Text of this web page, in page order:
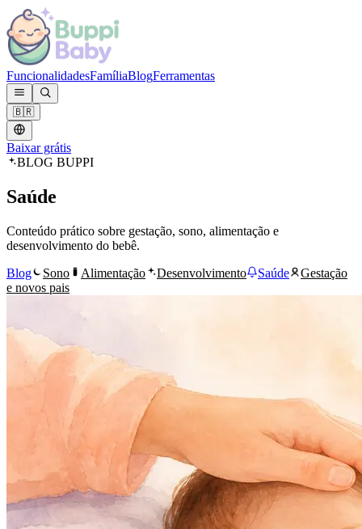
FuncionalidadesFamíliaBlogFerramentas
🇧🇷
Baixar grátis
BLOG BUPPI
Saúde
Conteúdo prático sobre gestação, sono, alimentação e
desenvolvimento do bebê.
Blog
Sono Alimentação Desenvolvimento Saúde
Gestação
e novos pais